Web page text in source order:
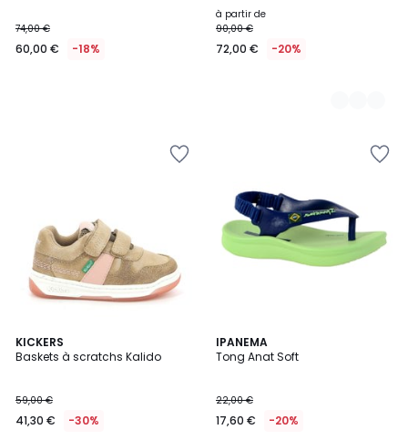
74,00 €
60,00 € -18%
à partir de
90,00 €
72,00 € -20%
KICKERS
Baskets à scratchs Kalido
59,00 €
41,30 € -30%
3,8
/ 5
IPANEMA
Tong Anat Soft
22,00 €
17,60 € -20%